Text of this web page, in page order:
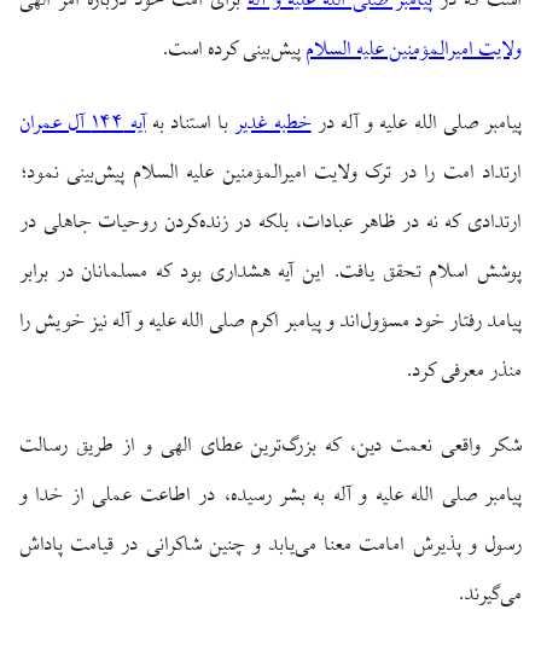
ولایت امیرالمؤمنین علیه السلامپیش‌بینی کرده است.
پیامبر صلی الله علیه و آله درخطبه غدیربا استناد بهآیه ۱۴۴ آل عمران
ارتداد امت را در ترک ولایت امیرالمؤمنین علیه السلام پیش‌بینی نمود؛
ارتدادی که نه در ظاهر عبادات، بلکه در زنده‌کردن روحیات جاهلی در
پوشش اسلام تحقق یافت. این آیه هشداری بود که مسلمانان در برابر
پیامد رفتار خود مسؤول‌اند و پیامبر اکرم صلی الله علیه و آله نیز خویش را
منذر معرفی کرد.
شکر واقعی نعمت دین، که بزرگ‌ترین عطای الهی و از طریق رسالت
پیامبر صلی الله علیه و آله به بشر رسیده، در اطاعت عملی از خدا و
رسول و پذیرش امامت معنا می‌یابد و چنین شاکرانی در قیامت پاداش
می‌گیرند.